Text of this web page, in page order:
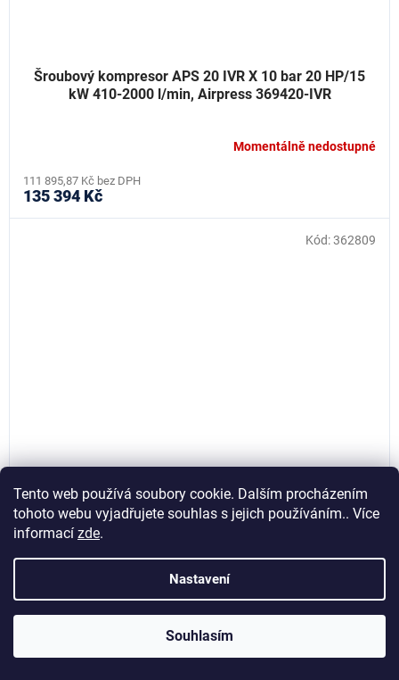
Tento web používá soubory cookie. Dalším procházením
tohoto webu vyjadřujete souhlas s jejich používáním.. Více
informací zde.
Nastavení
Souhlasím
Šroubový kompresor APS 20 IVR X 10 bar 20 HP/15
kW 410-2000 l/min, Airpress 369420-IVR
Momentálně nedostupné
111 895,87 Kč bez DPH
135 394 Kč
Šroubový kompresor APS 9 Basic G2 10 bar 10 HP/7.5
kW 984 l/min, Airpress 362809
74 376,03 Kč bez DPH
Kód:362809